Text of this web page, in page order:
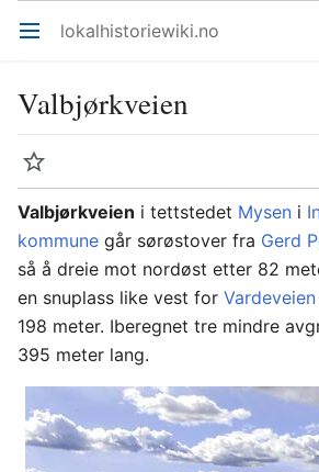
Åpne hovedmenyen lokalhistoriewiki.no
Valbjørkveien
Overvåk
Valbjørkveien i tettstedet Mysen i
kommune går sørøstover fra Gerd
så å dreie mot nordøst etter 82
en snuplass like vest for Vardeveien
198 meter. Iberegnet tre mindre
395 meter lang.